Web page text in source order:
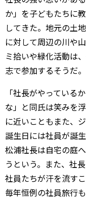
か」を子どもたちに
してきた。地元の土
に対して周辺の川や
ミ拾いや緑化活動は
志で参加するそうだ。
「社長がやっている
な」と同氏は笑みを
に近いこともまた、
誕生日には社員が誕
松浦社長は自宅の庭
うという。また、社
社員たちが汗を流す
毎年恒例の社員旅行